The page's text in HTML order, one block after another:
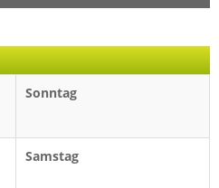
Sonntag
Samstag